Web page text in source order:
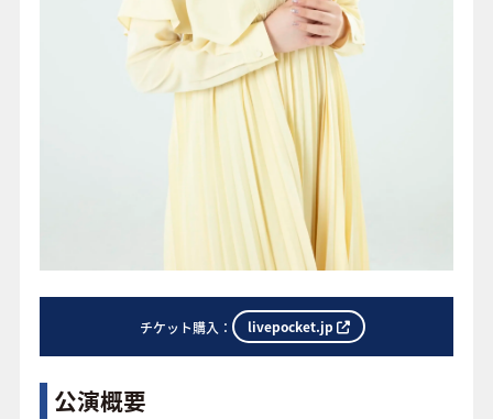
チケット購入： livepocket.jp
公演概要